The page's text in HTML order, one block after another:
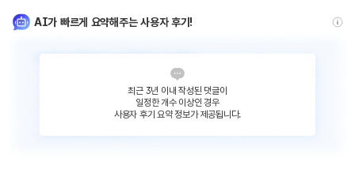
AI가 빠르게 요약해주는 사용자 후기!
최근 3년 이내 작성된 댓글이
일정한 개수 이상인 경우
사용자 후기 요약 정보가 제공됩니다.